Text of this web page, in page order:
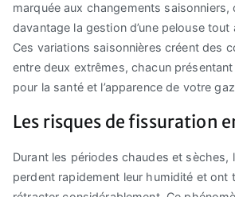
marquée aux changements saisonniers,
davantage la gestion d’une pelouse tout
Ces variations saisonnières créent des
entre deux extrêmes, chacun
pour la santé et l’apparence de votre
Les risques de fissuration
Durant les périodes chaudes et sèches,
perdent rapidement leur humidité et ont